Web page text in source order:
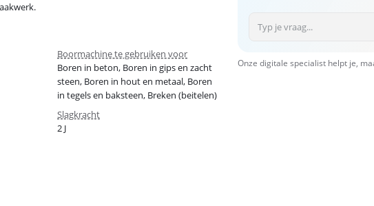
Onze digitale specialist helpt je,
Boormachine te gebruiken voor
Boren in beton, Boren in gips en zacht
steen, Boren in hout en metaal, Boren
in tegels en baksteen, Breken (beitelen)
Slagkracht
2 J